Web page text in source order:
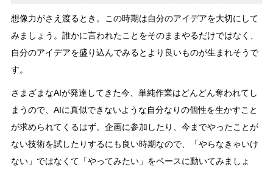
想像力がさえ渡るとき。この時期は自分のアイデアを大切にして
みましょう。誰かに言われたことをそのままやるだけではなく、
自分のアイデアを盛り込んでみるとより良いものが生まれそうで
す。
さまざまなAIが発達してきた今、単純作業はどんどん奪われてし
まうので、AIに真似できないような自分なりの個性を生かすこと
が求められてくるはず。企画に参加したり、今までやったことが
ない技術を試したりするにも良い時期なので、「やらなきゃいけ
ない」ではなくて「やってみたい」をベースに動いてみましょ